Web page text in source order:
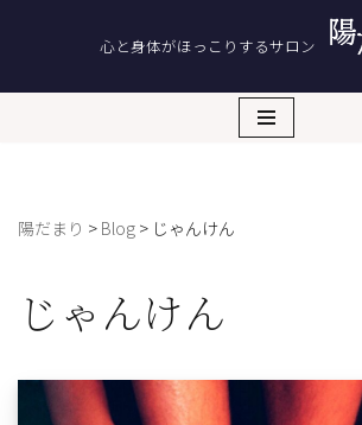
ン
ス
プ
心と身体がほっこりするサロン
陽だまり > Blog > じゃんけん
じゃんけん